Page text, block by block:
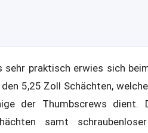
sehr praktisch erwies sich
den 5,25 Zoll Schächten,
der Thumbscrews dient.
samt